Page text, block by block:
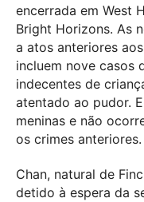
encerrada em West
Bright Horizons. As
a atos anteriores
incluem nove casos
indecentes de
atentado ao pudor.
meninas e não
os crimes anteriores.
Chan, natural de
detido à espera da